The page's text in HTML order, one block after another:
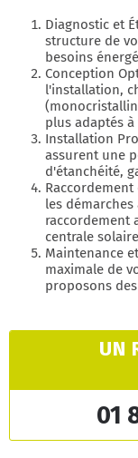
Diagnostic et
structure de
besoins
Conception
l'installation,
plus adaptés
Installation
assurent une
d'étanchéité,
les
raccordement
centrale
Maintenance
maximale de
proposons
UN
01